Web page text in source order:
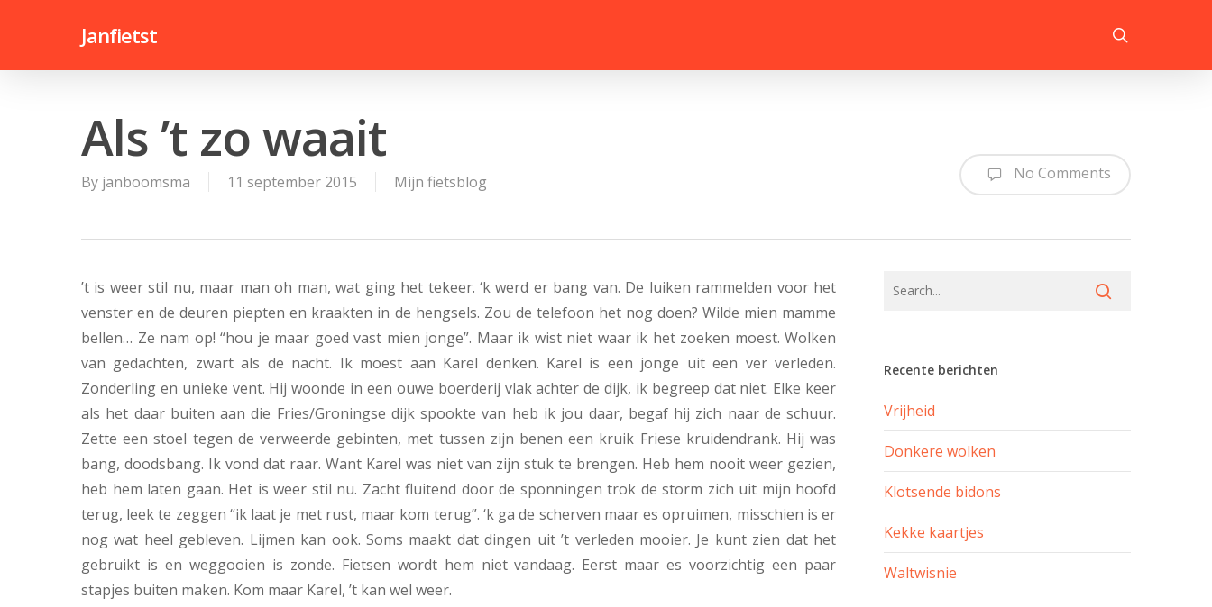
Janfietst
Als ’t zo waait
By janboomsma 11 september 2015 Mijn fietsblog No Comments
’t is weer stil nu, maar man oh man, wat ging het tekeer. ‘k werd er bang van. De luiken rammelden voor het
venster en de deuren piepten en kraakten in de hengsels. Zou de telefoon het nog doen? Wilde mien mamme
bellen… Ze nam op! “hou je maar goed vast mien jonge”. Maar ik wist niet waar ik het zoeken moest. Wolken
van gedachten, zwart als de nacht. Ik moest aan Karel denken. Karel is een jonge uit een ver verleden.
Zonderling en unieke vent. Hij woonde in een ouwe boerderij vlak achter de dijk, ik begreep dat niet. Elke keer
als het daar buiten aan die Fries/Groningse dijk spookte van heb ik jou daar, begaf hij zich naar de schuur.
Zette een stoel tegen de verweerde gebinten, met tussen zijn benen een kruik Friese kruidendrank. Hij was
bang, doodsbang. Ik vond dat raar. Want Karel was niet van zijn stuk te brengen. Heb hem nooit weer gezien,
heb hem laten gaan. Het is weer stil nu. Zacht fluitend door de sponningen trok de storm zich uit mijn hoofd
terug, leek te zeggen “ik laat je met rust, maar kom terug”. ‘k ga de scherven maar es opruimen, misschien is er
nog wat heel gebleven. Lijmen kan ook. Soms maakt dat dingen uit ’t verleden mooier. Je kunt zien dat het
gebruikt is en weggooien is zonde. Fietsen wordt hem niet vandaag. Eerst maar es voorzichtig een paar
stapjes buiten maken. Kom maar Karel, ’t kan wel weer.
Recente berichten
Vrijheid
Donkere wolken
Klotsende bidons
Kekke kaartjes
Waltwisnie